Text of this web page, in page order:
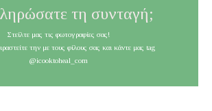
τη συνταγή;
Στείλτε μας τις φωτογραφίες σας!
την με τους φίλους σας και κάντε μας tag
@icooktoheal_com